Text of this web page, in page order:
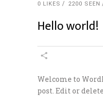
0 LIKES 2200 SEEN
Hello world!
Welcome to
post. Edit or